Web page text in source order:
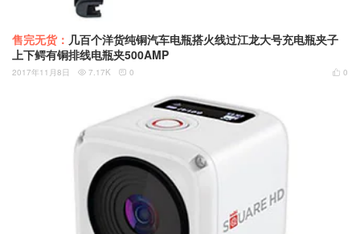
售完无货： 几百个洋货纯铜汽车电瓶搭火线过江龙大号充电瓶夹子
上下鳄有铜排线电瓶夹500AMP
 0
2017年11月8日  7.17K  0